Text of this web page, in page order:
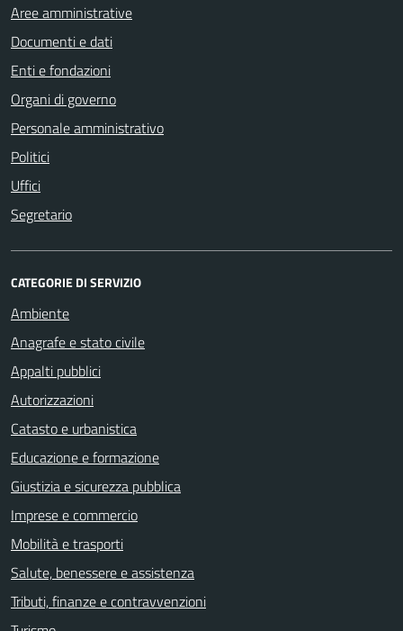
Aree amministrative
Documenti e dati
Enti e fondazioni
Organi di governo
Personale amministrativo
Politici
Uffici
Segretario
CATEGORIE DI SERVIZIO
Ambiente
Anagrafe e stato civile
Appalti pubblici
Autorizzazioni
Catasto e urbanistica
Educazione e formazione
Giustizia e sicurezza pubblica
Imprese e commercio
Mobilità e trasporti
Salute, benessere e assistenza
Tributi, finanze e contravvenzioni